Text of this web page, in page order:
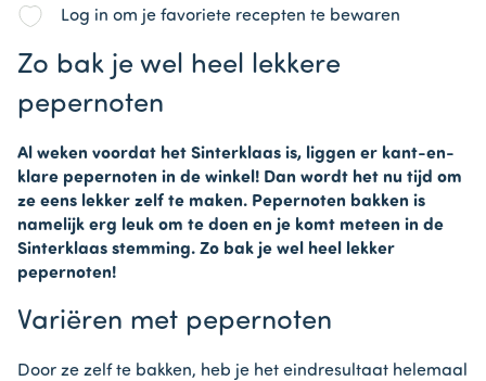
Log in om je favoriete recepten te bewaren
Zo bak je wel heel lekkere
pepernoten
Al weken voordat het Sinterklaas is, liggen er kant-en-
klare pepernoten in de winkel! Dan wordt het nu tijd om
ze eens lekker zelf te maken. Pepernoten bakken is
namelijk erg leuk om te doen en je komt meteen in de
Sinterklaas stemming. Zo bak je wel heel lekker
pepernoten!
Variëren met pepernoten
Door ze zelf te bakken, heb je het eindresultaat helemaal